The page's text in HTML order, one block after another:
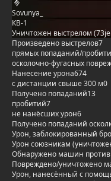
Sovunya_
КВ-1
Уничтожен выстрелом
Произведено выстрелов7
прямых попаданий/
осколочно-фугасных
Нанесение урона674
с дистанции свыше 300 м0
Получено попаданий13
пробитий7
не нанёсших урон6
Получено попаданий
Урон, заблокированный
Урон союзникам
Обнаружено машин
Повреждено/уничтожено
Урон, нанесённый с